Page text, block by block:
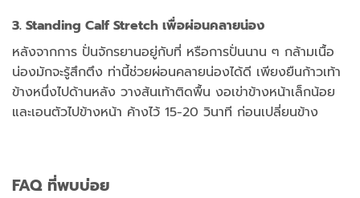
3. Standing Calf Stretch เพื่อผ่อนคลายน่อง
หลังจากการ ปั่นจักรยานอยู่กับที่ หรือการปั่นนาน ๆ กล้ามเนื้อ
น่องมักจะรู้สึกตึง ท่านี้ช่วยผ่อนคลายน่องได้ดี เพียงยืนก้าวเท้า
ข้างหนึ่งไปด้านหลัง วางส้นเท้าติดพื้น งอเข่าข้างหน้าเล็กน้อย
และเอนตัวไปข้างหน้า ค้างไว้ 15-20 วินาที ก่อนเปลี่ยนข้าง
FAQ ที่พบบ่อย